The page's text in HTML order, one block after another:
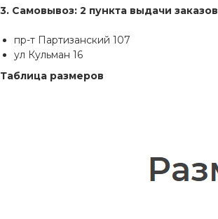
3. Самовывоз: 2 пункта выдачи заказов
пр-т Партизанский 107
ул Кульман 16
Таблица размеров